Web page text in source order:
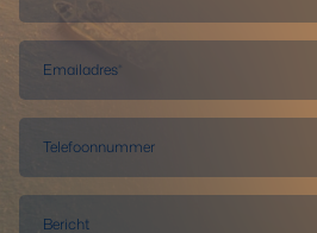
Emailadres*
Telefoonnummer
Bericht